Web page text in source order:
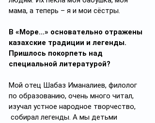
мама, а теперь – я и мои сёстры.
В «Море…» основательно отражены
казахские традиции и легенды.
Пришлось покорпеть над
специальной литературой?
Мой отец Шабаз Иманалиев, филолог
по образованию, очень много читал,
изучал устное народное творчество,
собирал легенды. А мы детьми